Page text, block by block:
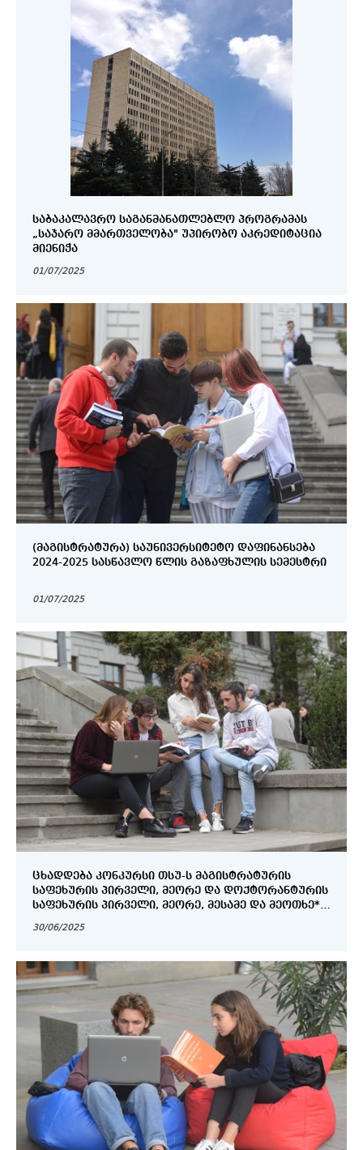
ᲡᲐᲑᲐᲙᲐᲚᲐᲕᲠᲝ ᲡᲐᲒᲐᲜᲛᲐᲜᲐᲗᲚᲔᲑᲚᲝ ᲞᲠᲝᲒᲠᲐᲛᲐᲡ
„ᲡᲐᲯᲐᲠᲝ ᲛᲛᲐᲠᲗᲕᲔᲚᲝᲑᲐ" ᲣᲞᲘᲠᲝᲑᲝ ᲐᲙᲠᲔᲓᲘᲢᲐᲪᲘᲐ
ᲛᲘᲔᲜᲘᲭᲐ
01/07/2025
(ᲛᲐᲒᲘᲡᲢᲠᲐᲢᲣᲠᲐ) ᲡᲐᲣᲜᲘᲕᲔᲠᲡᲘᲢᲔᲢᲝ ᲓᲐᲤᲘᲜᲐᲜᲡᲔᲑᲐ
2024-2025 ᲡᲐᲡᲬᲐᲕᲚᲝ ᲬᲚᲘᲡ ᲒᲐᲖᲐᲤᲮᲣᲚᲘᲡ ᲡᲔᲛᲔᲡᲢᲠᲘ
01/07/2025
ᲪᲮᲐᲓᲓᲔᲑᲐ ᲙᲝᲜᲙᲣᲠᲡᲘ ᲗᲡᲣ-Ს ᲛᲐᲒᲘᲡᲢᲠᲐᲢᲣᲠᲘᲡ
ᲡᲐᲤᲔᲮᲣᲠᲘᲡ ᲞᲘᲠᲕᲔᲚᲘ, ᲛᲔᲝᲠᲔ ᲓᲐ ᲓᲝᲥᲢᲝᲠᲐᲜᲢᲣᲠᲘᲡ
ᲡᲐᲤᲔᲮᲣᲠᲘᲡ ᲞᲘᲠᲕᲔᲚᲘ, ᲛᲔᲝᲠᲔ, ᲛᲔᲡᲐᲛᲔ ᲓᲐ ᲛᲔᲝᲗᲮᲔ*
ᲣᲜᲘᲕᲔᲠᲡᲘᲢᲔᲢᲨᲘ (ᲡᲐᲑᲔᲠᲫᲜᲔᲗᲘ) ᲔᲕᲠᲝᲙᲝᲛᲘᲡᲘᲘᲡ ᲛᲘᲔᲠ
ᲡᲢᲘᲞᲔᲜᲓᲘᲔᲑᲘᲡ ᲛᲝᲡᲐᲞᲝᲕᲔᲑᲚᲐᲓ
30/06/2025